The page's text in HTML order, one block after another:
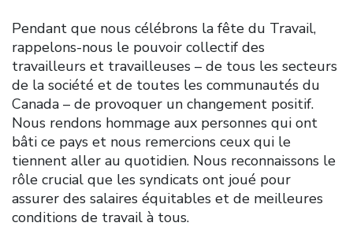
Pendant que nous célébrons la fête du Travail,
rappelons-nous le pouvoir collectif des
travailleurs et travailleuses – de tous les secteurs
de la société et de toutes les communautés du
Canada – de provoquer un changement positif.
Nous rendons hommage aux personnes qui ont
bâti ce pays et nous remercions ceux qui le
tiennent aller au quotidien. Nous reconnaissons le
rôle crucial que les syndicats ont joué pour
assurer des salaires équitables et de meilleures
conditions de travail à tous.